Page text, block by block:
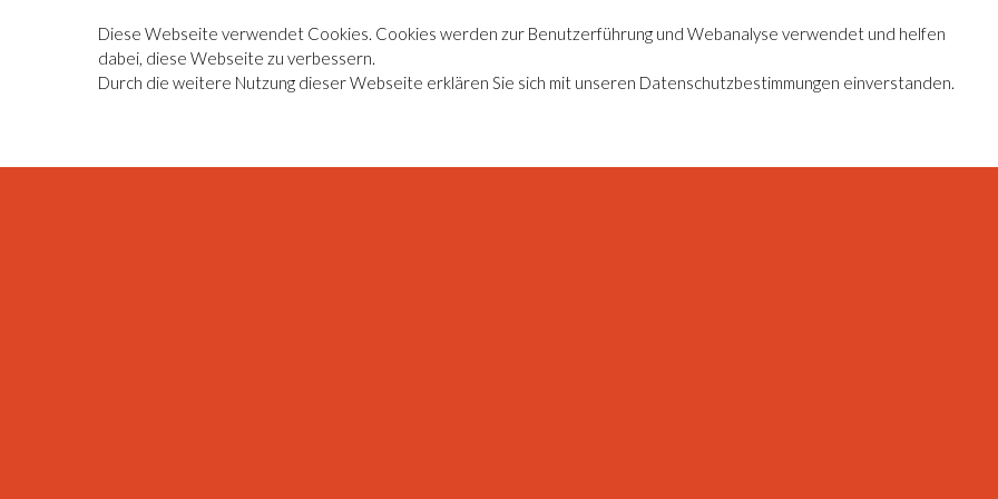
Diese Webseite verwendet Cookies. Cookies werden zur Benutzerführung und Webanalyse verwendet und helfen
dabei, diese Webseite zu verbessern.
Durch die weitere Nutzung dieser Webseite erklären Sie sich mit unseren Datenschutzbestimmungen einverstanden.